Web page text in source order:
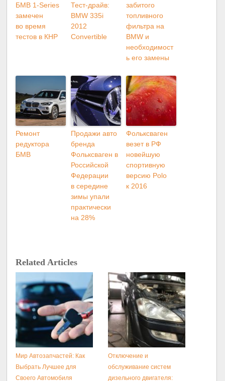
БМВ 1-Series
замечен
во время
тестов в КНР
Тест-драйв:
BMW 335i
2012
Convertible
забитого
топливного
фильтра на
BMW и
необходимост
ь его замены
Ремонт
редуктора
БМВ
Продажи авто
бренда
Фольксваген в
Российской
Федерации
в середине
зимы упали
практически
на 28%
Фольксваген
везет в РФ
новейшую
спортивную
версию Polo
к 2016
Related Articles
Мир Автозапчастей: Как
Выбрать Лучшее для
Своего Автомобиля
Отключение и
обслуживание систем
дизельного двигателя: